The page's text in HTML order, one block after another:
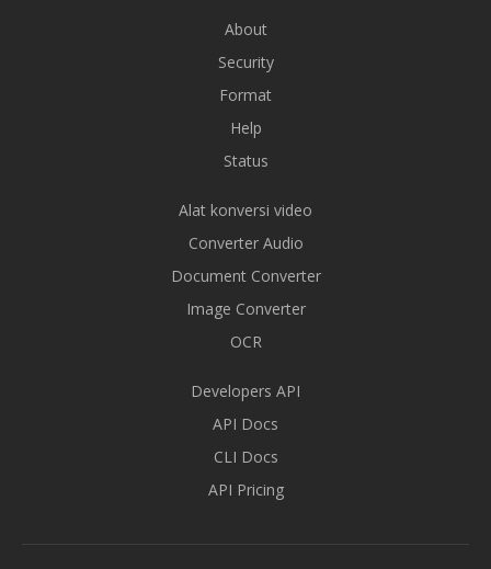
About
Security
Format
Help
Status
Alat konversi video
Converter Audio
Document Converter
Image Converter
OCR
Developers API
API Docs
CLI Docs
API Pricing